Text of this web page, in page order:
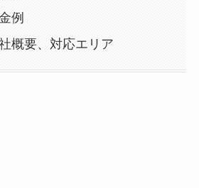
例
概要、対応エリア